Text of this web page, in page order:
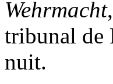
Wehrmacht
tribunal de
nuit.